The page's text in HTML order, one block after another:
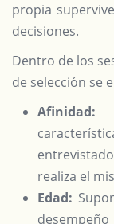
propia
decisiones.
Dentro de los
de selección se
Afinidad:
realiza el
Edad: